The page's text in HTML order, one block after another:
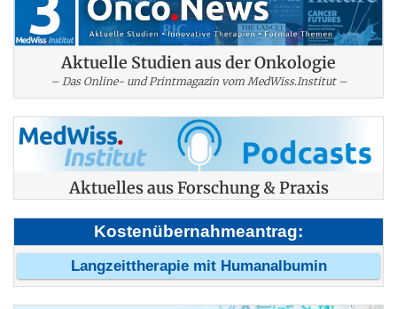
Aktuelle Studien aus der Onkologie
– Das Online- und Printmagazin vom MedWiss.Institut –
Aktuelles aus Forschung & Praxis
Kostenübernahmeantrag:
Langzeittherapie mit Humanalbumin